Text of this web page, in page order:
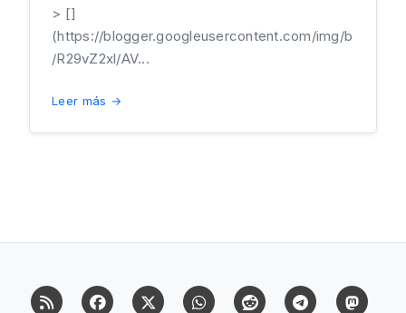
> []
(https://blogger.googleusercontent.com/img/b
/R29vZ2xl/AV...
Leer más →
RSS FacebookX (Twitter)Whatsapp Reddit Telegram